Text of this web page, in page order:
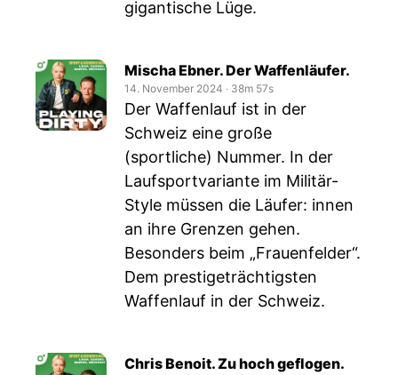
gigantische Lüge.
Mischa Ebner. Der Waffenläufer.
14. November 2024 ‧ 38m 57s
Der Waffenlauf ist in der
Schweiz eine große
(sportliche) Nummer. In der
Laufsportvariante im Militär-
Style müssen die Läufer: innen
an ihre Grenzen gehen.
Besonders beim „Frauenfelder“.
Dem prestigeträchtigsten
Waffenlauf in der Schweiz.
Chris Benoit. Zu hoch geflogen.